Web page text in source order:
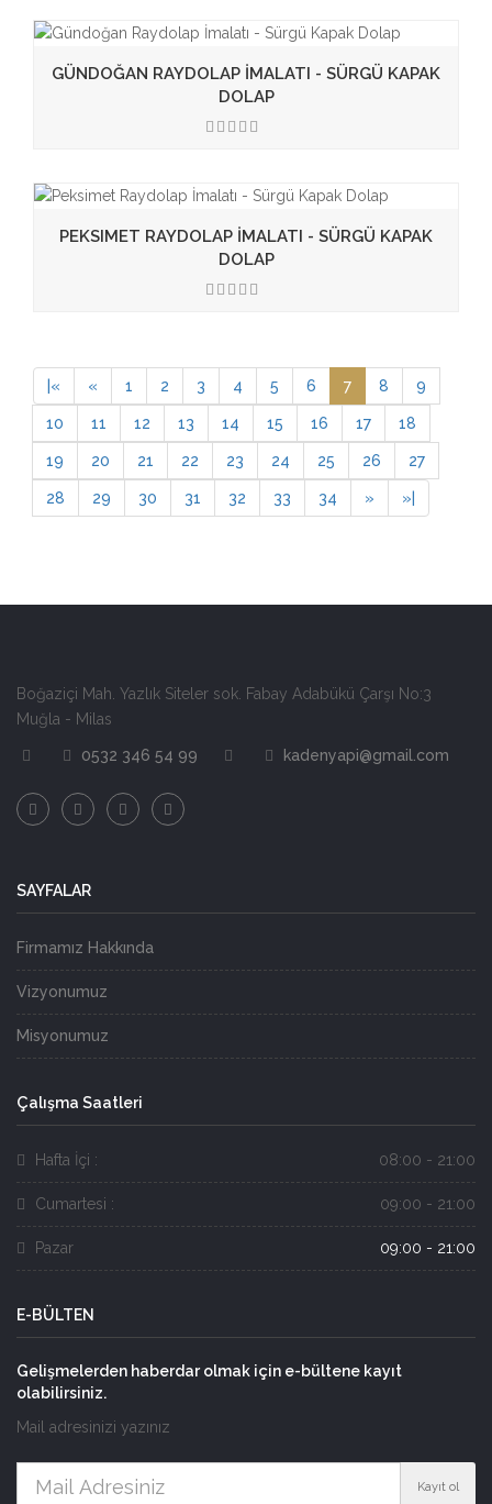
GÜNDOĞAN RAYDOLAP İMALATI - SÜRGÜ KAPAK
DOLAP
PEKSIMET RAYDOLAP İMALATI - SÜRGÜ KAPAK
DOLAP
« « 1 2 3 4 5 6 7 8 9
10 11 12 13 14 15 16 17 18
19 20 21 22 23 24 25 26 27
28 29 30 31 32 33 34 » »
Boğaziçi Mah. Yazlık Siteler sok. Fabay Adabükü Çarşı No:3
Muğla - Milas
0532 346 54 99 kadenyapi@gmail.com
SAYFALAR
Firmamız Hakkında
Vizyonumuz
Misyonumuz
Çalışma Saatleri
Hafta İçi : 08:00 - 21:00
Cumartesi : 09:00 - 21:00
Pazar 09:00 - 21:00
E-BÜLTEN
Gelişmelerden haberdar olmak için e-bültene kayıt
olabilirsiniz.
Mail adresinizi yazınız
Kayıt ol